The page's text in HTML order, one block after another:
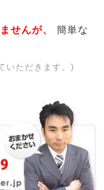
せんが、
簡単な
いただきます。)